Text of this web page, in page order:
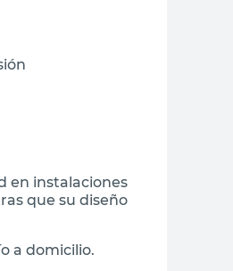
en instalaciones
que su diseño
a domicilio.